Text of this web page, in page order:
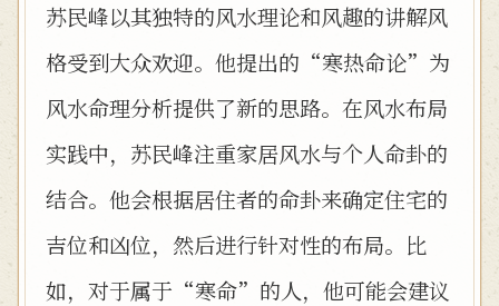
苏民峰以其独特的风水理论和风趣的讲解风
格受到大众欢迎。他提出的“寒热命论”为
风水命理分析提供了新的思路。在风水布局
实践中，苏民峰注重家居风水与个人命卦的
结合。他会根据居住者的命卦来确定住宅的
吉位和凶位，然后进行针对性的布局。比
如，对于属于“寒命”的人，他可能会建议